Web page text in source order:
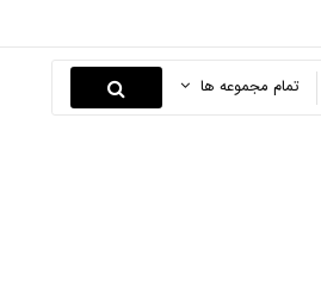
تمام مجموعه ها